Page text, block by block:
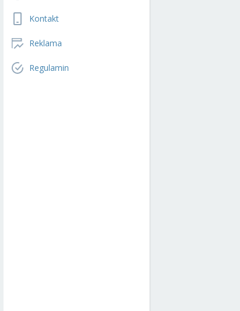
Kontakt
Reklama
Regulamin